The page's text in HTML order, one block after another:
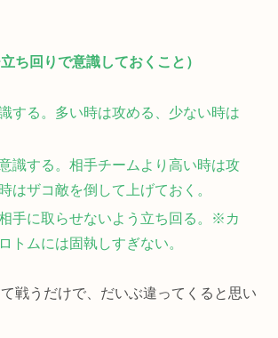
ち回りで意識しておくこと）
する。多い時は攻める、少ない時は
識する。相手チームより高い時は攻
はザコ敵を倒して上げておく。
手に取らせないよう立ち回る。※カ
トムには固執しすぎない。
戦うだけで、だいぶ違ってくると思い